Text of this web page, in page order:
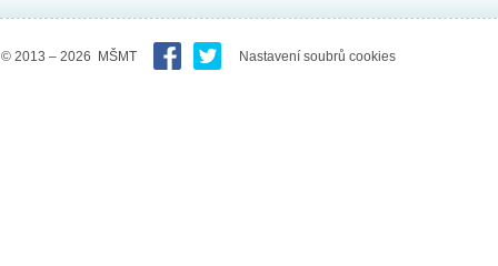
© 2013 – 2026 MŠMT Nastavení soubrů cookies